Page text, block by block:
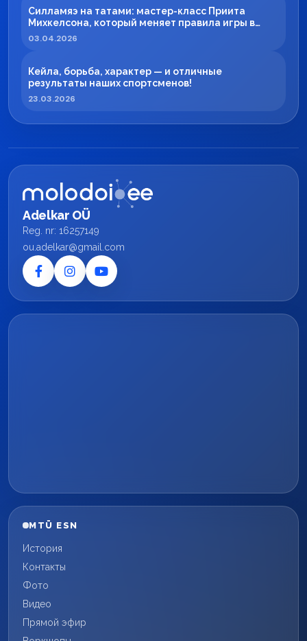
Силламяэ на татами: мастер-класс Приита
Михкелсона, который меняет правила игры в
регионе
03.04.2026
Кейла, борьба, характер — и отличные
результаты наших спортсменов!
23.03.2026
Adelkar OÜ
Reg. nr: 16257149
ou.adelkar@gmail.com
MTÜ ESN
История
Контакты
Фото
Видео
Прямой эфир